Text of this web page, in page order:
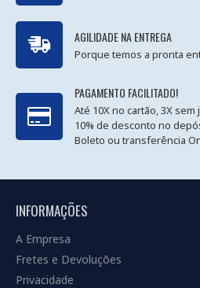
AGILIDADE NA ENTREGA
Porque temos a pronta
PAGAMENTO FACILITADO!
Até 10X no cartão, 3X sem
10% de desconto no
Boleto ou transferência
INFORMAÇÕES
A Empresa
Fretes e Devoluções
Privacidade